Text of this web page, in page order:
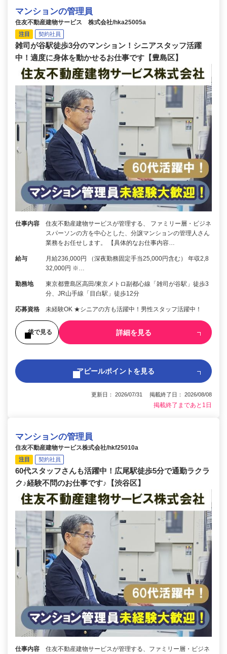
マンションの管理員
住友不動産建物サービス 株式会社/hka25005a
注目 契約社員
雑司が谷駅徒歩3分のマンション！シニアスタッフ活躍
中！適度に身体を動かせるお仕事です【豊島区】
仕事内容
住友不動産建物サービスが管理する、 ファミリー層・ビジネ
スパーソンの方を中心とした、分譲マンションの管理人さん
業務をお任せします。 【具体的なお仕事内容…
給与
月給236,000円 （深夜勤務固定手当25,000円含む） 年収2,8
32,000円 ※…
勤務地
東京都豊島区高田/東京メトロ副都心線「雑司が谷駅」徒歩3
分、JR山手線「目白駅」徒歩12分
応募資格 未経験OK ★シニアの方も活躍中！男性スタッフ活躍中！
後で見る 詳細を見る
アピールポイントを見る
更新日： 2026/07/31 掲載終了日： 2026/08/08
掲載終了まであと1日
マンションの管理員
住友不動産建物サービス株式会社/hkf25010a
注目 契約社員
60代スタッフさんも活躍中！広尾駅徒歩5分で通勤ラクラ
ク♪経験不問のお仕事です♪【渋谷区】
仕事内容
住友不動産建物サービスが管理する、ファミリー層・ビジネ